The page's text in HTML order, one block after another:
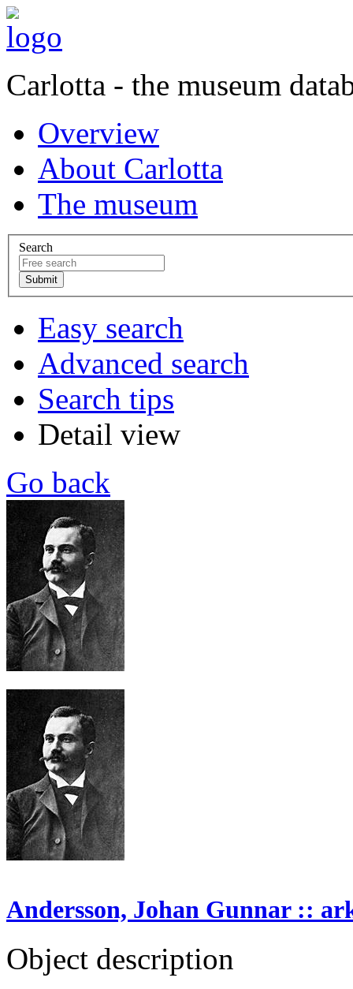
Carlotta - the museum
Overview
About Carlotta
The museum
Search
Easy search
Advanced search
Search tips
Detail view
Go back
Andersson, Johan Gunnar ::
Object description